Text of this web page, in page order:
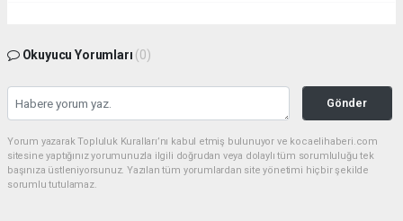
Okuyucu Yorumları (0)
Gönder
Yorum yazarak Topluluk Kuralları’nı kabul etmiş bulunuyor ve kocaelihaberi.com
sitesine yaptığınız yorumunuzla ilgili doğrudan veya dolaylı tüm sorumluluğu tek
başınıza üstleniyorsunuz. Yazılan tüm yorumlardan site yönetimi hiçbir şekilde
sorumlu tutulamaz.